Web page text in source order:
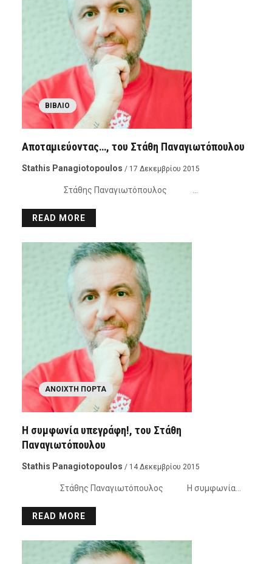
ΒΙΒΛΊΟ
Αποταμιεύοντας…, του Στάθη Παναγιωτόπουλου
Stathis Panagiotopoulos / 17 Δεκεμβρίου 2015
Στάθης Παναγιωτόπουλος …
READ MORE
ΑΝΟΙΧΤΉ ΠΌΡΤΑ
Η συμφωνία υπεγράφη!, του Στάθη
Παναγιωτόπουλου
Stathis Panagiotopoulos / 14 Δεκεμβρίου 2015
Στάθης Παναγιωτόπουλος Η συμφωνία…
READ MORE